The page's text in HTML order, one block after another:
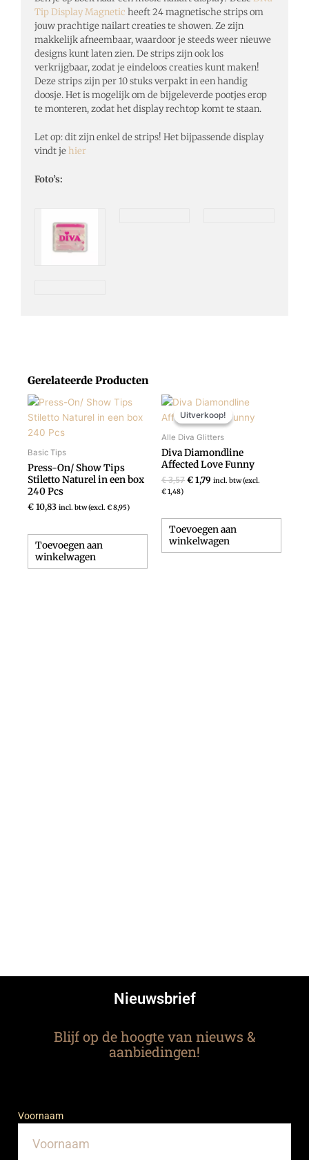
Tip Display Magnetic heeft 24 magnetische strips om
jouw prachtige nailart creaties te showen. Ze zijn
makkelijk afneembaar, waardoor je steeds weer nieuwe
designs kunt laten zien. De strips zijn ook los
verkrijgbaar, zodat je eindeloos creaties kunt maken!
Deze strips zijn per 10 stuks verpakt in een handig
doosje. Het is mogelijk om de bijgeleverde pootjes erop
te monteren, zodat het display rechtop komt te staan.
Let op: dit zijn enkel de strips! Het bijpassende display
vindt jehier
Foto’s:
Gerelateerde Producten
Basic Tips
Press-On/ Show Tips
Stiletto Naturel in een box
240 Pcs
€ 10,83 incl. btw (excl. €8,95)
Toevoegen aan
winkelwagen
Uitverkoop!
Uitverkoop!
Alle Diva Glitters
Diva Diamondline
Affected Love Funny
€3,57
Oorspronkelijke
prijs
was:
€ 3,57.
€ 1,79
Huidige
prijs
is:
incl. btw (excl.
€1,48)
Toevoegen aan
winkelwagen
Nieuwsbrief
Blijf op de hoogte van nieuws &
aanbiedingen!
Voornaam